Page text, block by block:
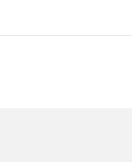
dal console
il paese deve il
la